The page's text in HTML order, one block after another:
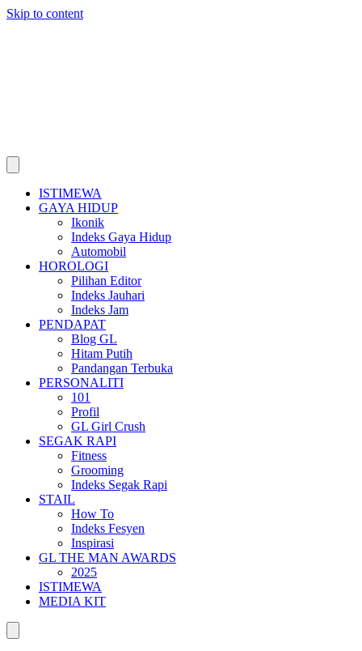
Skip to content
ISTIMEWA
GAYA HIDUP
Ikonik
Indeks Gaya Hidup
Automobil
HOROLOGI
Pilihan Editor
Indeks Jauhari
Indeks Jam
PENDAPAT
Blog GL
Hitam Putih
Pandangan Terbuka
PERSONALITI
101
Profil
GL Girl Crush
SEGAK RAPI
Fitness
Grooming
Indeks Segak Rapi
STAIL
How To
Indeks Fesyen
Inspirasi
GL THE MAN AWARDS
2025
ISTIMEWA
MEDIA KIT